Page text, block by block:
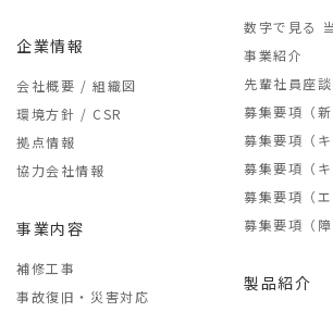
企業情報
会社概要 / 組織図
環境方針 / CSR
拠点情報
協力会社情報
事業内容
補修工事
事故復旧・災害対応
数字で見る
事業紹介
先輩社員座
募集要項（新
募集要項（
募集要項（
募集要項（
募集要項（
製品紹介